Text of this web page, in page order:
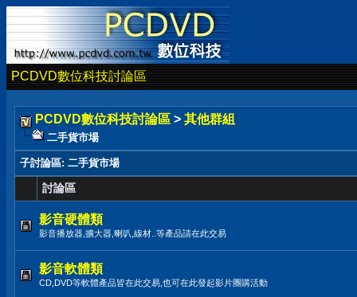
PCDVD數位科技討論區
PCDVD數位科技討論區 > 其他群組
二手貨市場
子討論區: 二手貨市場
討論區
影音硬體類
影音播放器,擴大器,喇叭,線材..等產品請在此交易
影音軟體類
CD,DVD等軟體產品皆在此交易,也可在此發起影片團購活動